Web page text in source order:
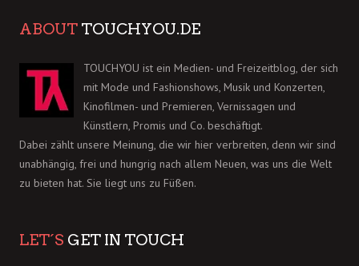
ABOUT TOUCHYOU.DE
TOUCHYOU ist ein Medien- und Freizeitblog, der sich
mit Mode und Fashionshows, Musik und Konzerten,
Kinofilmen- und Premieren, Vernissagen und
Künstlern, Promis und Co. beschäftigt.
Dabei zählt unsere Meinung, die wir hier verbreiten, denn wir sind
unabhängig, frei und hungrig nach allem Neuen, was uns die Welt
zu bieten hat. Sie liegt uns zu Füßen.
LET´S GET IN TOUCH